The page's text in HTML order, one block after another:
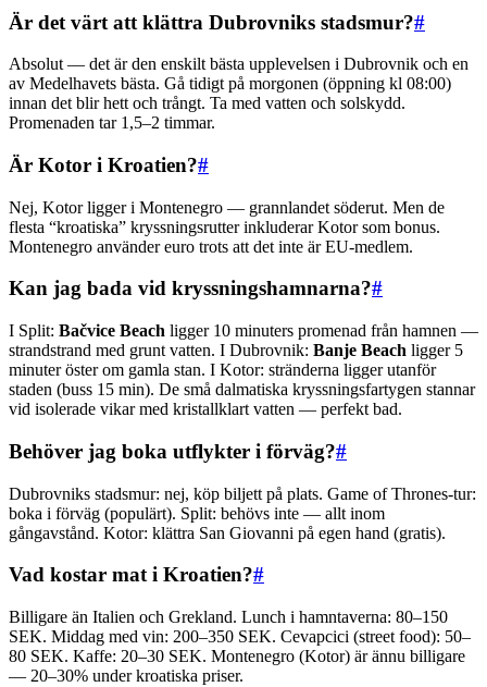
Är det värt att klättra Dubrovniks stadsmur?#
Absolut — det är den enskilt bästa upplevelsen i Dubrovnik och en
av Medelhavets bästa. Gå tidigt på morgonen (öppning kl 08:00)
innan det blir hett och trångt. Ta med vatten och solskydd.
Promenaden tar 1,5–2 timmar.
Är Kotor i Kroatien?#
Nej, Kotor ligger i Montenegro — grannlandet söderut. Men de
flesta “kroatiska” kryssningsrutter inkluderar Kotor som bonus.
Montenegro använder euro trots att det inte är EU-medlem.
Kan jag bada vid kryssningshamnarna?#
I Split: Bačvice Beach ligger 10 minuters promenad från hamnen —
strandstrand med grunt vatten. I Dubrovnik: Banje Beach ligger 5
minuter öster om gamla stan. I Kotor: stränderna ligger utanför
staden (buss 15 min). De små dalmatiska kryssningsfartygen stannar
vid isolerade vikar med kristallklart vatten — perfekt bad.
Behöver jag boka utflykter i förväg?#
Dubrovniks stadsmur: nej, köp biljett på plats. Game of Thrones-tur:
boka i förväg (populärt). Split: behövs inte — allt inom
gångavstånd. Kotor: klättra San Giovanni på egen hand (gratis).
Vad kostar mat i Kroatien?#
Billigare än Italien och Grekland. Lunch i hamntaverna: 80–150
SEK. Middag med vin: 200–350 SEK. Cevapcici (street food): 50–
80 SEK. Kaffe: 20–30 SEK. Montenegro (Kotor) är ännu billigare
— 20–30% under kroatiska priser.